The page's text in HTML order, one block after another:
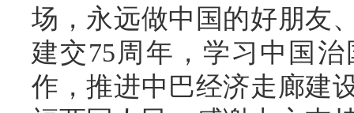
场，永远做中国的好朋友
建交75周年，学习中国
作，推进中巴经济走廊建